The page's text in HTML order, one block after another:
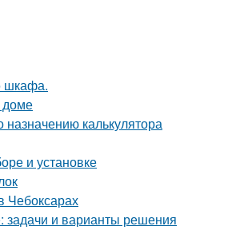
шкафа.
доме
калькулятора
и установке
Чебоксарах
задачи и варианты решения